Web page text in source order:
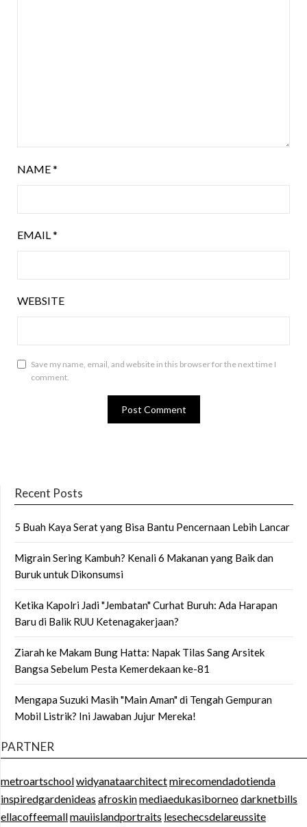
NAME*
EMAIL*
WEBSITE
Save my name, email, and website in this browser for the next time I
comment.
Recent Posts
5 Buah Kaya Serat yang Bisa Bantu Pencernaan Lebih Lancar
Migrain Sering Kambuh? Kenali 6 Makanan yang Baik dan
Buruk untuk Dikonsumsi
Ketika Kapolri Jadi "Jembatan" Curhat Buruh: Ada Harapan
Baru di Balik RUU Ketenagakerjaan?
Ziarah ke Makam Bung Hatta: Napak Tilas Sang Arsitek
Bangsa Sebelum Pesta Kemerdekaan ke-81
Mengapa Suzuki Masih "Main Aman" di Tengah Gempuran
Mobil Listrik? Ini Jawaban Jujur Mereka!
PARTNER
metroartschoolwidyanataarchitectmirecomendadotienda
inspiredgardenideas afroskinmediaedukasiborneodarknetbills
ellacoffeemallmauiislandportraits lesechecsdelareussite